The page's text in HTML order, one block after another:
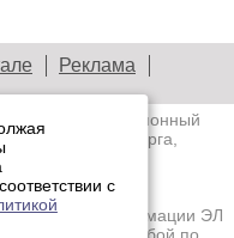
Реклама
— информационный
Санкт-Петербурга,
массовой информации ЭЛ
с